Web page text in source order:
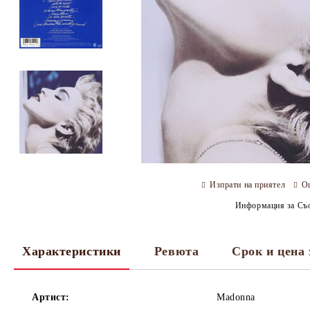
Изпрати на приятел
Информация за
Характеристики Ревюта Срок и цена
Артист:
Madonna